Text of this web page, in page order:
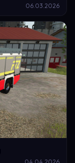
06.03.2026